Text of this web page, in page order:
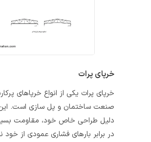
خرپای پرات
خرپای پرات یکی از انواع خرپاهای پرکاربرد در
صنعت ساختمان و پل‌ سازی است. این خرپا به
دلیل طراحی خاص خود، مقاومت بسیار خوبی
در برابر بارهای فشاری عمودی از خود نشان می‌